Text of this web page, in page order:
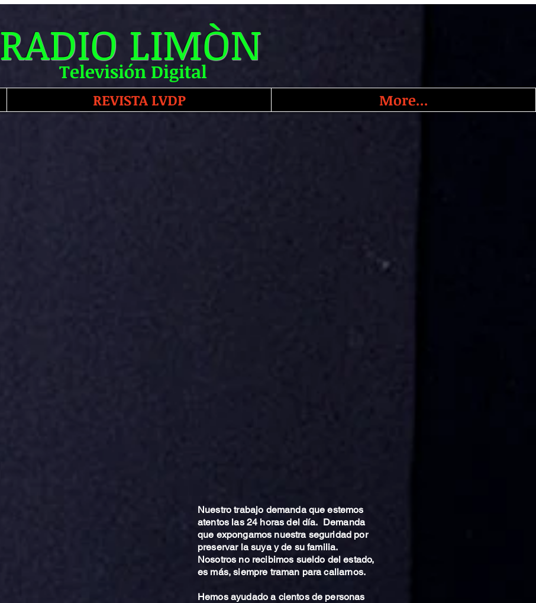
Nuestro trabajo demanda que estemos
atentos las 24 horas del día. Demanda
que expongamos nuestra seguridad por
preservar la suya y de su familia.
Nosotros no recibimos sueldo del estado,
es más, siempre traman para callarnos.
Hemos ayudado a cientos de personas
Televisión Digital
RADIO LIMÒN
REVISTA LVDP More...